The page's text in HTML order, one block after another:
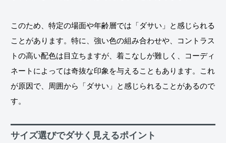
このため、特定の場面や年齢層では「ダサい」と感じられる
ことがあります。特に、強い色の組み合わせや、コントラス
トの高い配色は目立ちますが、着こなしが難しく、コーディ
ネートによっては奇抜な印象を与えることもあります。これ
が原因で、周囲から「ダサい」と感じられることがあるので
す。
サイズ選びでダサく見えるポイント